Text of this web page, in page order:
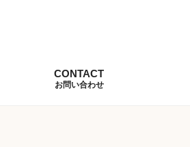
CONTACT
お問い合わせ